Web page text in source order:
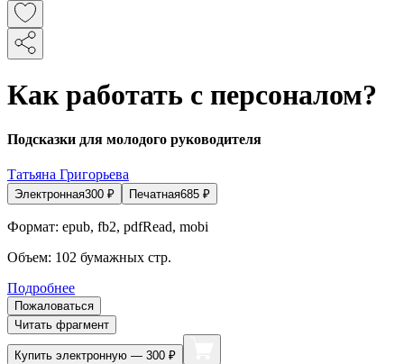
Как работать с персоналом?
Подсказки для молодого руководителя
Татьяна Григорьева
Электронная300 ₽ Печатная685 ₽
Формат: epub, fb2, pdfRead, mobi
Объем: 102 бумажных стр.
Подробнее
Пожаловаться
Читать фрагмент
Купить электронную — 300 ₽